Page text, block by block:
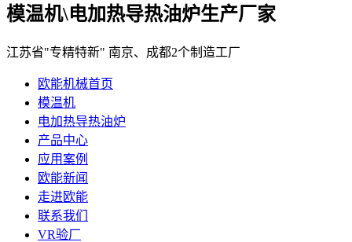
模温机\电加热导热油炉生产厂家
江苏省"专精特新" 南京、成都2个制造工厂
欧能机械首页
模温机
电加热导热油炉
产品中心
应用案例
欧能新闻
走进欧能
联系我们
VR验厂